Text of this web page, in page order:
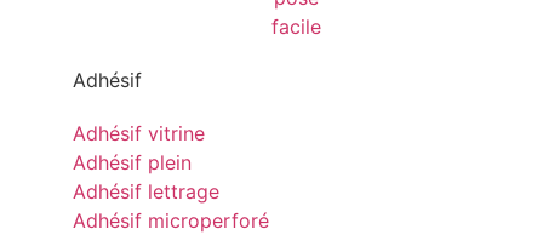
Adhésif
Adhésif vitrine
Adhésif plein
Adhésif lettrage
Adhésif microperforé